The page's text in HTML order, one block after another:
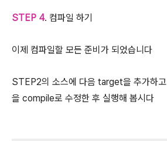
STEP 4. 컴파일 하기
이제 컴파일할 모든 준비가 되었습니다
STEP2의 소스에 다음 target을 추가하
을 compile로 수정한 후 실행해 봅시다